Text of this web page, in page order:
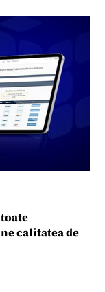
calitatea de